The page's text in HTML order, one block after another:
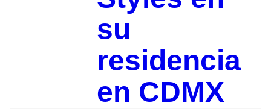
su
residencia
en CDMX